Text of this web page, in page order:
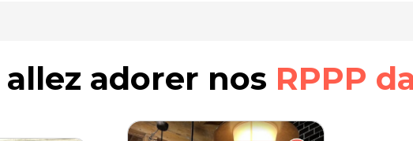
allez adorer nos RPPP